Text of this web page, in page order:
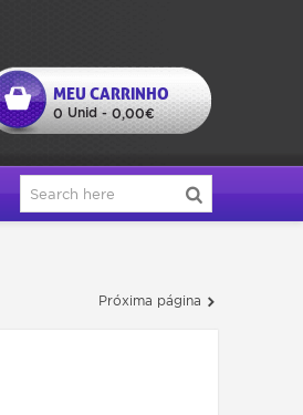
MEU CARRINHO
0 Unid - 0,00€
Próxima página